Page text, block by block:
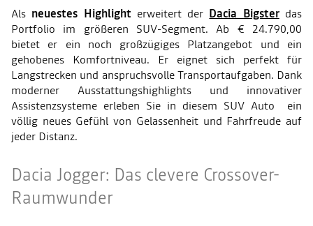
Als neuestes Highlight erweitert der Dacia Bigsterdas
Portfolio im größeren SUV-Segment. Ab € 24.790,00
bietet er ein noch großzügiges Platzangebot und ein
gehobenes Komfortniveau. Er eignet sich perfekt für
Langstrecken und anspruchsvolle Transportaufgaben. Dank
moderner Ausstattungshighlights und innovativer
Assistenzsysteme erleben Sie in diesem SUV Auto ein
völlig neues Gefühl von Gelassenheit und Fahrfreude auf
jeder Distanz.
Dacia Jogger: Das clevere Crossover-
Raumwunder